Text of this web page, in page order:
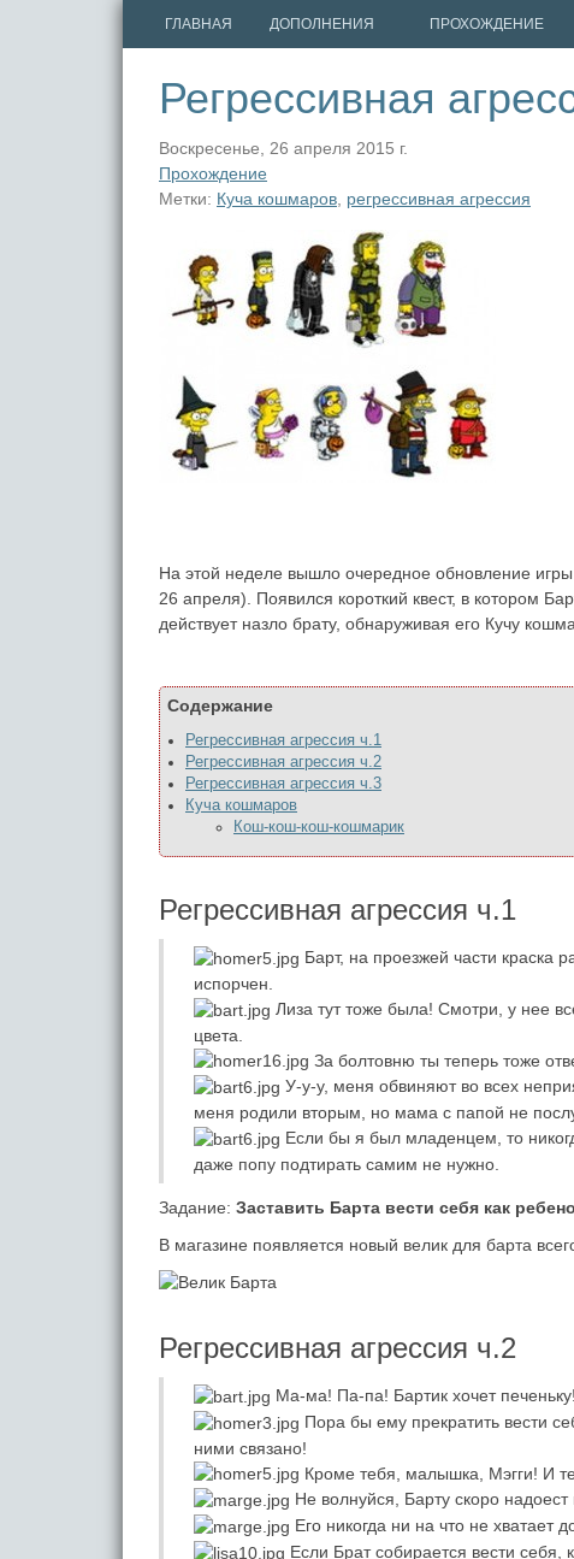
ГЛАВНАЯ ДОПОЛНЕНИЯ ПРОХОЖДЕНИЕ
Регрессивная
Воскресенье, 26 апреля 2015 г.
Прохождение
Метки: Куча кошмаров регрессивная агрессия
На этой неделе вышло очередное обновление
26 апреля). Появился короткий квест, в котором
действует назло брату, обнаруживая его Кучу
Содержание
Регрессивная агрессия ч.1
Регрессивная агрессия ч.2
Регрессивная агрессия ч.3
Куча кошмаров
Кош-кош-кош-кошмарик
Регрессивная агрессия ч.1
Барт, на проезжей части краска
испорчен.
Лиза тут тоже была! Смотри, у нее
цвета.
За болтовню ты теперь тоже
У-у-у, меня обвиняют во всех
меня родили вторым, но мама с папой не
Если бы я был младенцем, то
даже попу подтирать самим не нужно.
Задание: Заставить Барта вести себя как
В магазине появляется новый велик для барта
Регрессивная агрессия ч.2
Ма-ма! Па-па! Бартик хочет
Пора бы ему прекратить вести
ними связано!
Кроме тебя, малышка, Мэгги! И
Не волнуйся, Барту скоро
Его никогда ни на что не хватает
Если Брат собирается вести себя,